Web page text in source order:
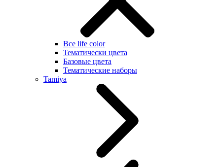
Все life color
Тематически цвета
Базовые цвета
Тематические наборы
Tamiya